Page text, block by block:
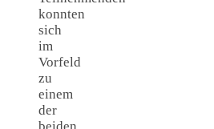
konnten
sich
im
Vorfeld
zu
einem
der